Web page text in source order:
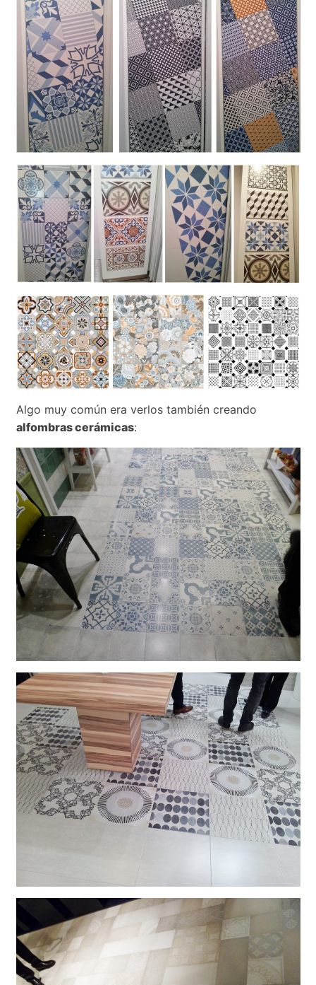
Algo muy común era verlos también creando
alfombras cerámicas: